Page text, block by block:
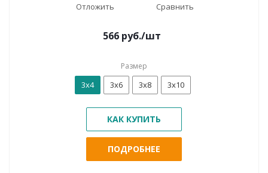
Отложить Сравнить
566 руб./шт
Размер
3х4 3х6 3х8 3х10
КАК КУПИТЬ
ПОДРОБНЕЕ